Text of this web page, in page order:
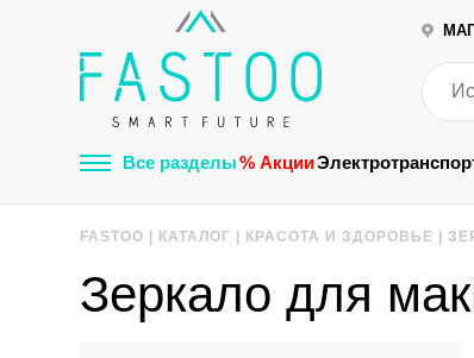
Все разделы% Акции
FASTOO КАТАЛОГ КРАСОТА И ЗДОРОВЬЕ
Зеркало для